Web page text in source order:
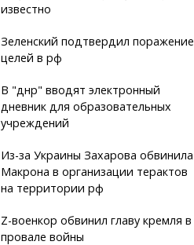
известно
Зеленский подтвердил поражение
целей в рф
В "днр" вводят электронный
дневник для образовательных
учреждений
Из-за Украины Захарова обвинила
Макрона в организации терактов
на территории рф
Z-военкор обвинил главу кремля в
провале войны